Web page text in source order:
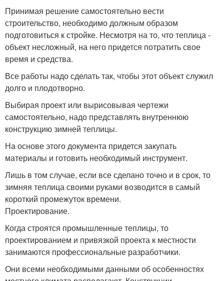
Принимая решение самостоятельно вести
строительство, необходимо должным образом
подготовиться к стройке. Несмотря на то, что теплица -
объект несложный, на него придется потратить свое
время и средства.
Все работы надо сделать так, чтобы этот объект служил
долго и плодотворно.
Выбирая проект или вырисовывая чертежи
самостоятельно, надо представлять внутреннюю
конструкцию зимней теплицы.
На основе этого документа придется закупать
материалы и готовить необходимый инструмент.
Лишь в том случае, если все сделано точно и в срок, то
зимняя теплица своими руками возводится в самый
короткий промежуток времени.
Проектирование.
Когда строятся промышленные теплицы, то
проектированием и привязкой проекта к местности
занимаются профессиональные разработчики.
Они всеми необходимыми данными об особенностях